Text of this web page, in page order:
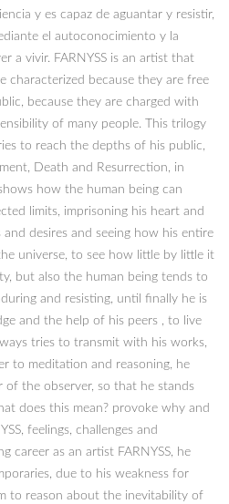
y es capaz de aguantar y resistir,
el autoconocimiento y la
a vivir. FARNYSS is an artist that
characterized because they are free
because they are charged with
of many people. This trilogy
to reach the depths of his public,
Death and Resurrection, in
how the human being can
limits, imprisoning his heart and
and desires and seeing how his entire
universe, to see how little by little it
but also the human being tends to
and resisting, until finally he is
and the help of his peers , to live
tries to transmit with his works,
to meditation and reasoning, he
the observer, so that he stands
does this mean? provoke why and
feelings, challenges and
career as an artist FARNYSS, he
due to his weakness for
to reason about the inevitability of